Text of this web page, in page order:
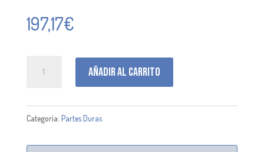
197,17€
Añadir al carrito
Categoría: Partes Duras